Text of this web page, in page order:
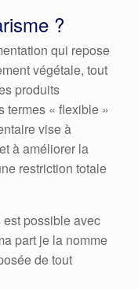
?
qui repose
végétale, tout
produits
termes « flexible »
vise à
à améliorer la
restriction totale
possible avec
part je la nomme
de tout